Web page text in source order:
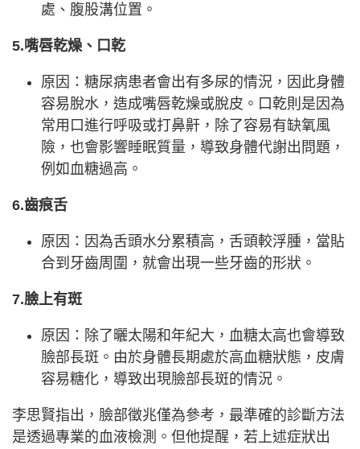
處、腹股溝位置。
5.嘴唇乾燥、口乾
原因：糖尿病患者會出有多尿的情況，因此身體
容易脫水，造成嘴唇乾燥或脫皮。口乾則是因為
常用口進行呼吸或打鼻鼾，除了容易有缺氧風
險，也會影響睡眠質量，導致身體代謝出問題，
例如血糖過高。
6.齒痕舌
原因：因為舌頭水分累積高，舌頭較浮腫，當貼
合到牙齒周圍，就會出現一些牙齒的形狀。
7.臉上有斑
原因：除了曬太陽和年紀大，血糖太高也會導致
臉部長斑。由於身體長期處於高血糖狀態，皮膚
容易糖化，導致出現臉部長斑的情況。
李思賢指出，臉部徵兆僅為參考，最準確的診斷方法
是透過專業的血液檢測。但他提醒，若上述症狀出